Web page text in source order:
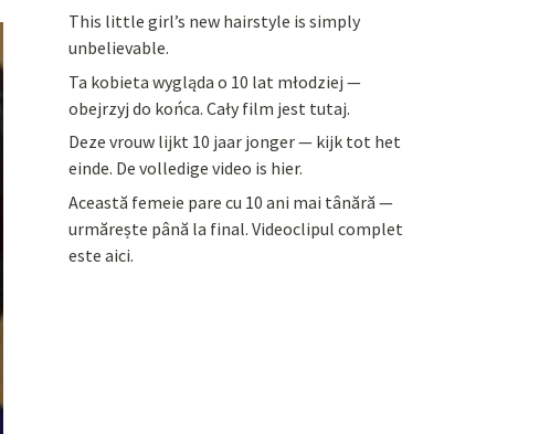
This little girl’s new hairstyle is simply
unbelievable.
Ta kobieta wygląda o 10 lat młodziej —
obejrzyj do końca. Cały film jest tutaj.
Deze vrouw lijkt 10 jaar jonger — kijk tot het
einde. De volledige video is hier.
Această femeie pare cu 10 ani mai tânără —
urmărește până la final. Videoclipul complet
este aici.